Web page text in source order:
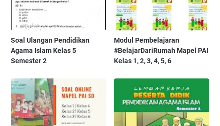
Soal Ulangan Pendidikan
Agama Islam Kelas 5
Semester 2
Modul Pembelajaran
#BelajarDariRumah Mapel PAI
Kelas 1, 2, 3, 4, 5, 6